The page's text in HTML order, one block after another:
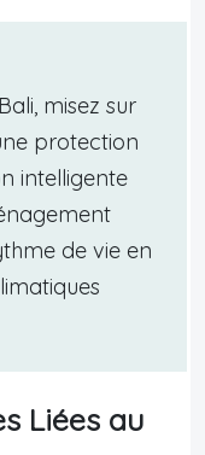
misez sur
protection
intelligente
de vie en
Liées au